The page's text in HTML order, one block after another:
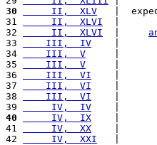
30
     II,  XLV
|
31
     II,  XLVI
32
     II,  XLVI
33
    III,  IV
34
    III,  V
|
35
    III,  V
36
    III,  VI
|
37
    III,  VI
38
    III,  VI
39
     IV,  IV
40
     IV,  IX
41
     IV,  XX
42
     IV,  XXI